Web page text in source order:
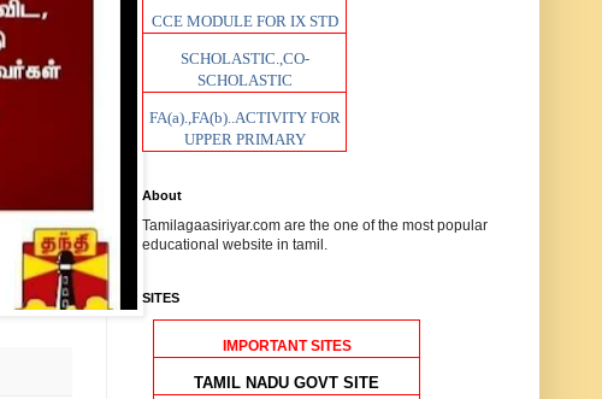
CCE MODULE FOR IX STD
SCHOLASTIC.,CO-
SCHOLASTIC
FA(a).,FA(b)..ACTIVITY FOR
UPPER PRIMARY
About
Tamilagaasiriyar.com are the one of the most popular
educational website in tamil.
SITES
IMPORTANT SITES
TAMIL NADU GOVT SITE